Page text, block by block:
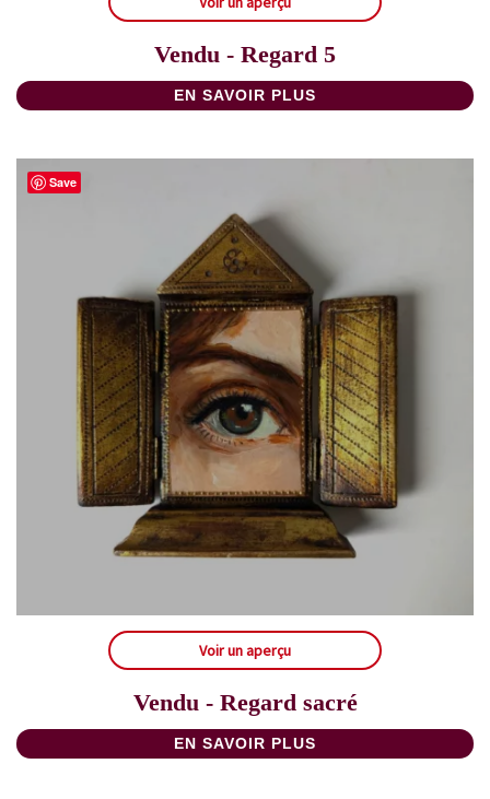
Vendu - Regard 5
EN SAVOIR PLUS
Save
Voir un aperçu
Vendu - Regard sacré
EN SAVOIR PLUS